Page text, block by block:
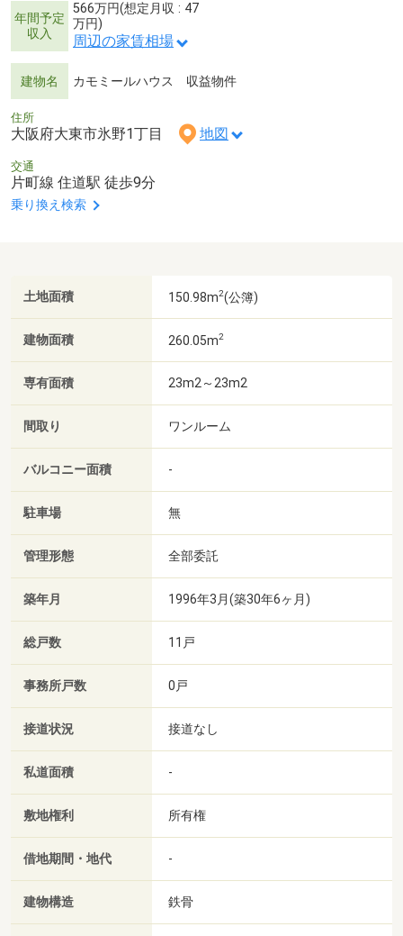
年間予定
収入
566万円(想定月収 : 47
万円)
周辺の家賃相場
建物名 カモミールハウス 収益物件
住所
大阪府大東市氷野1丁目 地図
交通
片町線 住道駅 徒歩9分
乗り換え検索
土地面積 150.98m2(公簿)
建物面積 260.05m2
専有面積 23m2～23m2
間取り ワンルーム
バルコニー面積 -
駐車場 無
管理形態 全部委託
築年月 1996年3月(築30年6ヶ月)
総戸数 11戸
事務所戸数 0戸
接道状況 接道なし
私道面積 -
敷地権利 所有権
借地期間・地代 -
建物構造 鉄骨